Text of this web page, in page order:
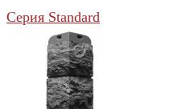
Серия Standard